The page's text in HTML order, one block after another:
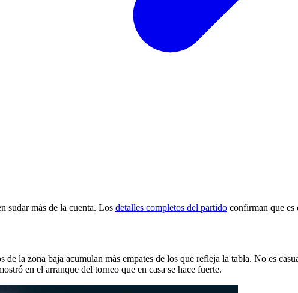
sudar más de la cuenta. Los detalles completos del partido confirman que es
la zona baja acumulan más empates de los que refleja la tabla. No es
en el arranque del torneo que en casa se hace fuerte.